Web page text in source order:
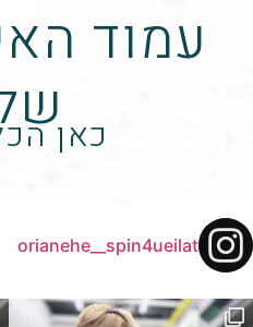
עמוד
כאן
orianehe__spin4ueilat
Saucony גם ביום הצילומים...